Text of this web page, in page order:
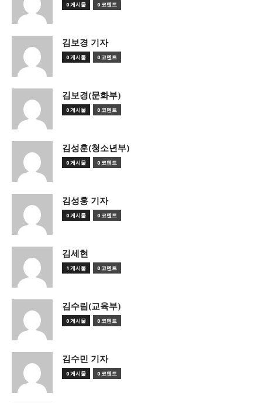
0 게시물 0 코멘트
김보경 기자
0 게시물 0 코멘트
김보경(문화부)
0 게시물 0 코멘트
김성훈(청소년부)
0 게시물 0 코멘트
김성훙 기자
0 게시물 0 코멘트
김세현
1 게시물 0 코멘트
김수림(교육부)
0 게시물 0 코멘트
김수민 기자
0 게시물 0 코멘트